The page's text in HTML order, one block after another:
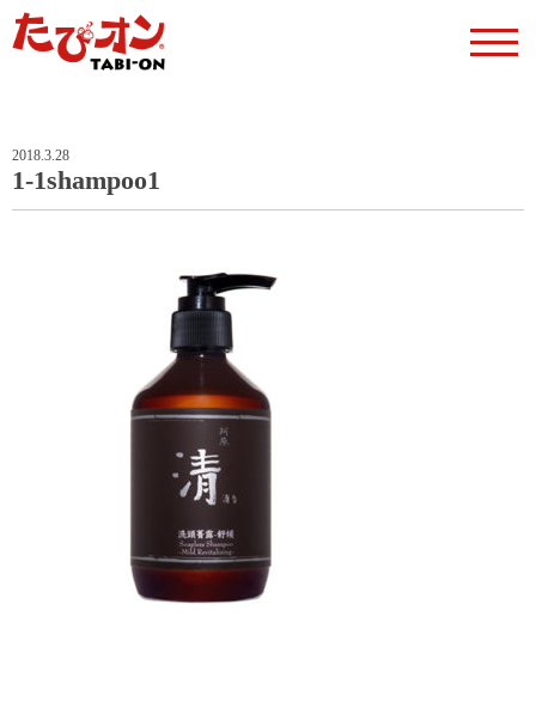
2018.3.28
1-1shampoo1